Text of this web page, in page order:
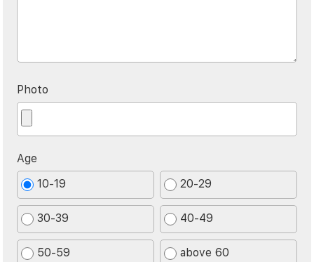
Photo
Age
10-19
20-29
30-39 40-49
50-59 above 60